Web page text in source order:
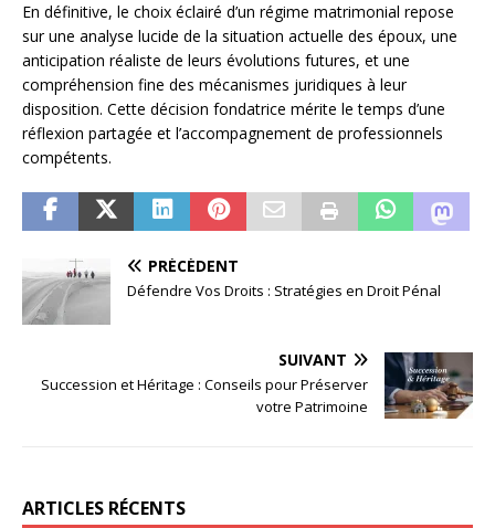
En définitive, le choix éclairé d’un régime matrimonial repose
sur une analyse lucide de la situation actuelle des époux, une
anticipation réaliste de leurs évolutions futures, et une
compréhension fine des mécanismes juridiques à leur
disposition. Cette décision fondatrice mérite le temps d’une
réflexion partagée et l’accompagnement de professionnels
compétents.
PRÉCÉDENT
Défendre Vos Droits : Stratégies en Droit Pénal
SUIVANT
Succession et Héritage : Conseils pour Préserver
votre Patrimoine
ARTICLES RÉCENTS